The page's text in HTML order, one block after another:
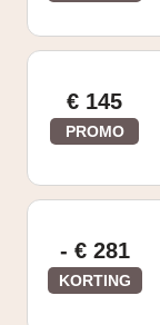
€ 145
PROMO
- € 281
KORTING